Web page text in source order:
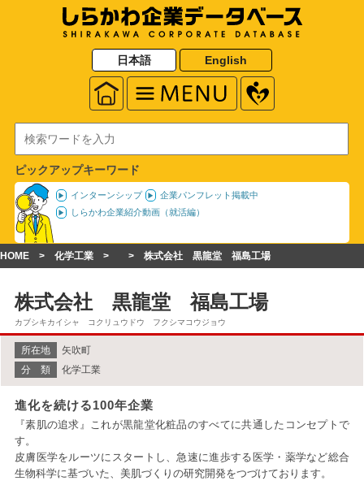
日本語 English
ピックアップキーワード
インターンシップ
企業パンフレット掲載中
しらかわ企業紹介動画（就活編）
HOME 化学工業 株式会社 黒龍堂 福島工場
株式会社 黒龍堂 福島工場
カブシキカイシャ コクリュウドウ フクシマコウジョウ
所在地
矢吹町
分 類
化学工業
進化を続ける100年企業
『素肌の追求』これが黒龍堂化粧品のすべてに共通したコンセプトで
す。
皮膚医学をルーツにスタートし、急速に進歩する医学・薬学など総合
生物科学に基づいた、美肌づくりの研究開発をつづけております。